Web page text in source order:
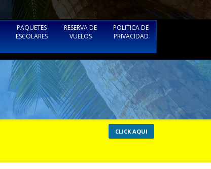
PAQUETES
ESCOLARES
RESERVA DE
VUELOS
POLITICA DE
PRIVACIDAD
CLICK AQUI